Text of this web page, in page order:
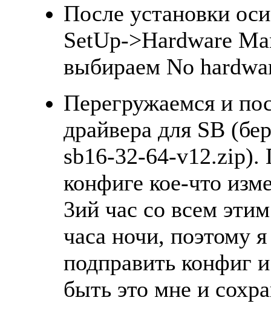
После установки
SetUp->Hardware
выбираем No
Перегружаемся и
драйвера для SB
sb16-32-64-v12.zip).
конфиге кое-что
3ий час со всем
часа ночи, поэтому
подправить конфиг
быть это мне и